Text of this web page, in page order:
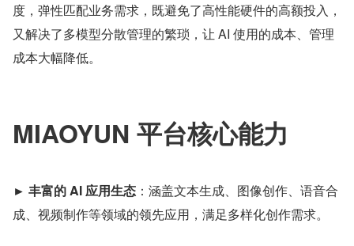
度，弹性匹配业务需求，既避免了高性能硬件的高额投入，
又解决了多模型分散管理的繁琐，让 AI 使用的成本、管理
成本大幅降低。
MIAOYUN 平台核心能力
► 丰富的 AI 应用生态 ：涵盖文本生成、图像创作、语音合
成、视频制作等领域的领先应用，满足多样化创作需求。